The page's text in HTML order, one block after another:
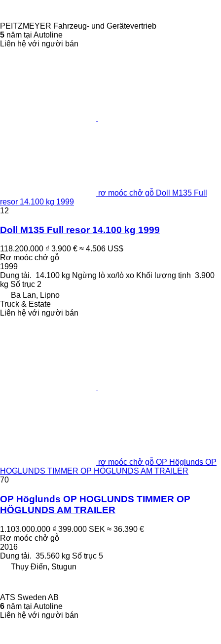
PEITZMEYER Fahrzeug- und Gerätevertrieb
5 năm tại Autoline
Liên hệ với người bán
rơ moóc chở gỗ Doll M135 Full
resor 14.100 kg 1999
12
Doll M135 Full resor 14.100 kg 1999
118.200.000 ₫ 3.900 € ≈ 4.506 US$
Rơ moóc chở gỗ
1999
Dung tải. 14.100 kg Ngừng lò xo/lò xo Khối lượng tịnh 3.900
kg Số trục 2
Ba Lan, Lipno
Truck & Estate
Liên hệ với người bán
rơ moóc chở gỗ OP Höglunds OP
HOGLUNDS TIMMER OP HÖGLUNDS AM TRAILER
70
OP Höglunds OP HOGLUNDS TIMMER OP
HÖGLUNDS AM TRAILER
1.103.000.000 ₫ 399.000 SEK ≈ 36.390 €
Rơ moóc chở gỗ
2016
Dung tải. 35.560 kg Số trục 5
Thụy Điển, Stugun
ATS Sweden AB
6 năm tại Autoline
Liên hệ với người bán